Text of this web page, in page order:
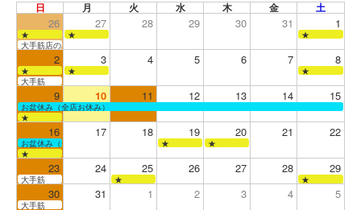
日 月 火 水 木 金 土
26 27 28 29 30 31 1
★ ★
★
大手筋店のみ営業
2 3 4 5 6 7 8
★ ★
★
大手筋
9 10 11 12 13 14 15
お盆休み（全店お休み）
★
16 17 18 19 20 21 22
お盆休み（全店お休み） ★
★
★
23 24 25 26 27 28 29
大手筋 ★ ★
30 31 1 2 3 4 5
大手筋